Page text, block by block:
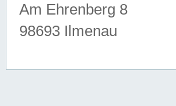
Am Ehrenberg 8
98693 Ilmenau